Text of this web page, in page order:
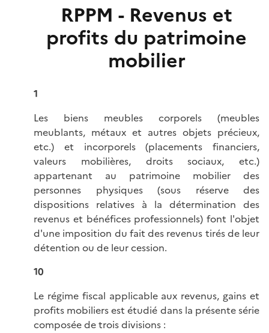
RPPM - Revenus et
profits du patrimoine
mobilier
1
Les biens meubles corporels (meubles
meublants, métaux et autres objets précieux,
etc.) et incorporels (placements financiers,
valeurs mobilières, droits sociaux, etc.)
appartenant au patrimoine mobilier des
personnes physiques (sous réserve des
dispositions relatives à la détermination des
revenus et bénéfices professionnels) font l'objet
d'une imposition du fait des revenus tirés de leur
détention ou de leur cession.
10
Le régime fiscal applicable aux revenus, gains et
profits mobiliers est étudié dans la présente série
composée de trois divisions :